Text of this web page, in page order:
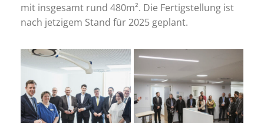
mit insgesamt rund 480m². Die Fertigstellung ist
nach jetzigem Stand für 2025 geplant.